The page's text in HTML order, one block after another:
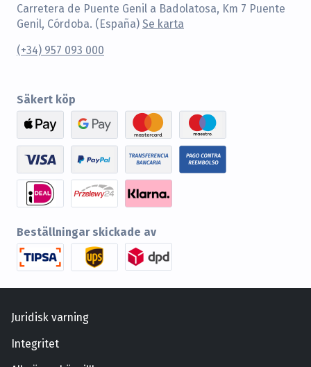
Carretera de Puente Genil a Badolatosa, Km 7 Puente
Genil, Córdoba. (España)Se karta
(+34) 957 093 000
Säkert köp
Beställningar skickade av
Juridisk varning
Integritet